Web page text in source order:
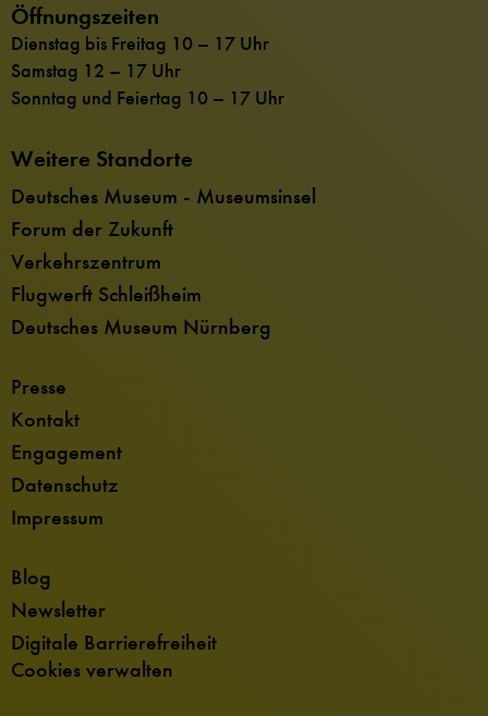
Öffnungszeiten
Dienstag bis Freitag 10 – 17 Uhr
Samstag 12 – 17 Uhr
Sonntag und Feiertag 10 – 17 Uhr
Weitere Standorte
Deutsches Museum - Museumsinsel
Forum der Zukunft
Verkehrszentrum
Flugwerft Schleißheim
Deutsches Museum Nürnberg
Presse
Kontakt
Engagement
Datenschutz
Impressum
Blog
Newsletter
Digitale Barrierefreiheit
Cookies verwalten